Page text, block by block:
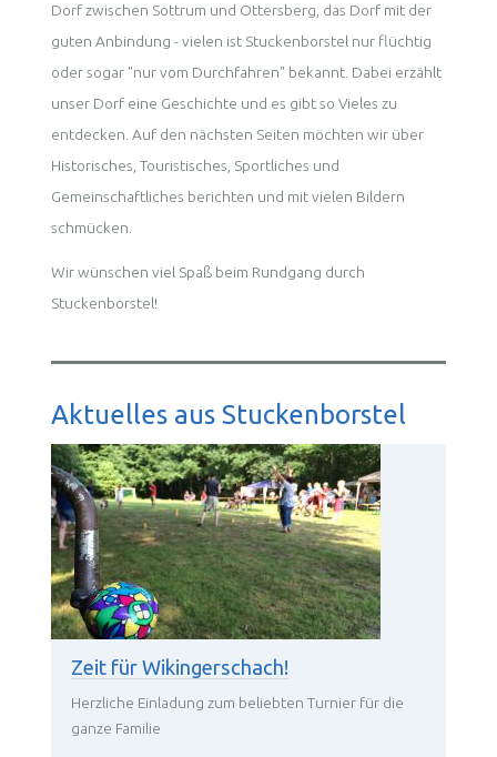
Dorf zwischen Sottrum und Ottersberg, das Dorf mit der
guten Anbindung - vielen ist Stuckenborstel nur flüchtig
oder sogar "nur vom Durchfahren" bekannt. Dabei erzählt
unser Dorf eine Geschichte und es gibt so Vieles zu
entdecken. Auf den nächsten Seiten möchten wir über
Historisches, Touristisches, Sportliches und
Gemeinschaftliches berichten und mit vielen Bildern
schmücken.
Wir wünschen viel Spaß beim Rundgang durch
Stuckenborstel!
Aktuelles aus Stuckenborstel
Zeit für Wikingerschach!
Herzliche Einladung zum beliebten Turnier für die
ganze Familie